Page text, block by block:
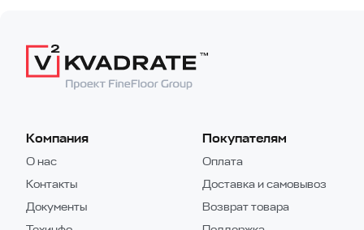
Компания
О нас
Контакты
Документы
Покупателям
Оплата
Доставка и самовывоз
Возврат товара